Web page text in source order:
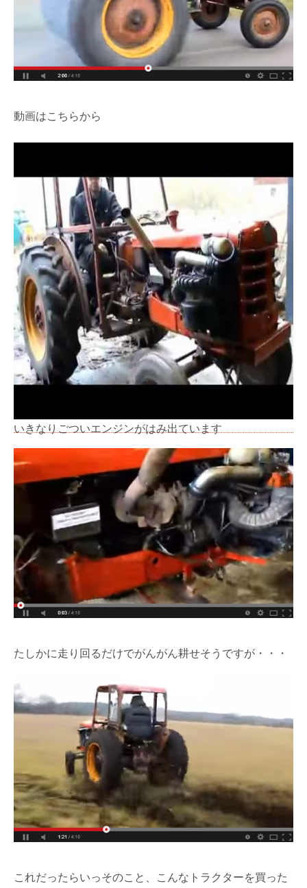
動画はこちらから
いきなりごついエンジンがはみ出ています
たしかに走り回るだけでがんがん耕せそうですが・・・
これだったらいっそのこと、こんなトラクターを買った